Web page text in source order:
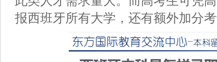
报西班牙所有大学，还有额外加分